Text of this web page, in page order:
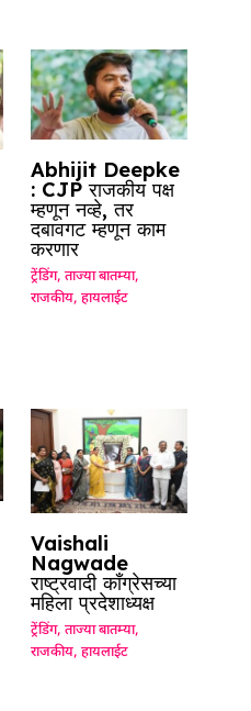
Abhijit Deepke
: CJP राजकीय पक्ष
म्हणून नव्हे, तर
दबावगट म्हणून काम
करणार
ट्रेंडिंग, ताज्या बातम्या,
राजकीय, हायलाईट
Vaishali
Nagwade
राष्ट्रवादी काँग्रेसच्या
महिला प्रदेशाध्यक्ष
ट्रेंडिंग, ताज्या बातम्या,
राजकीय, हायलाईट